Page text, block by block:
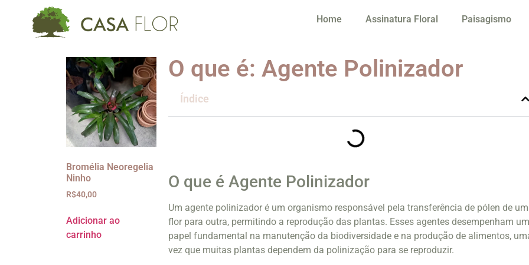
Home Assinatura Floral Paisagismo
Bromélia Neoregelia
Ninho
R$40,00
Adicionar ao
carrinho
O que é: Agente Polinizador
Índice
O que é Agente Polinizador
Um agente polinizador é um organismo responsável pela transferência de pólen de
flor para outra, permitindo a reprodução das plantas. Esses agentes desempenham um
papel fundamental na manutenção da biodiversidade e na produção de alimentos,
vez que muitas plantas dependem da polinização para se reproduzir.